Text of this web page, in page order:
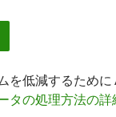
を低減するため
タの処理方法の詳